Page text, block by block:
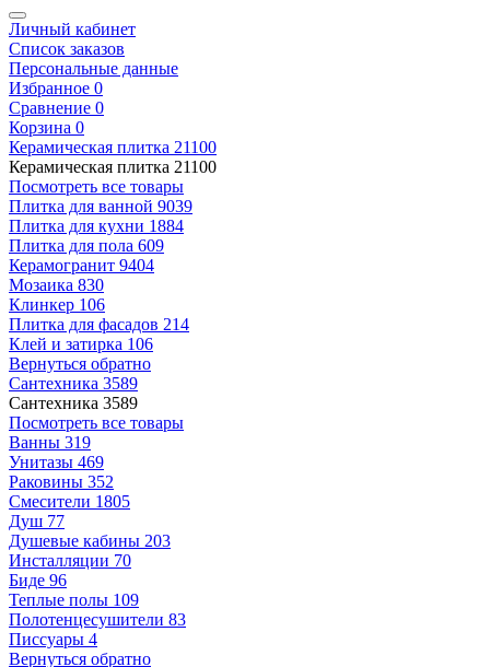
Личный кабинет
Список заказов
Персональные данные
Избранное 0
Сравнение 0
Корзина 0
Керамическая плитка 21100
Керамическая плитка 21100
Посмотреть все товары
Плитка для ванной 9039
Плитка для кухни 1884
Плитка для пола 609
Керамогранит 9404
Мозаика 830
Клинкер 106
Плитка для фасадов 214
Клей и затирка 106
Вернуться обратно
Сантехника 3589
Сантехника 3589
Посмотреть все товары
Ванны 319
Унитазы 469
Раковины 352
Смесители 1805
Душ 77
Душевые кабины 203
Инсталляции 70
Биде 96
Теплые полы 109
Полотенцесушители 83
Писсуары 4
Вернуться обратно